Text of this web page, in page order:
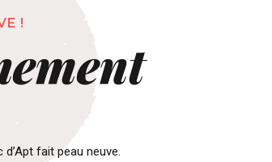
!
fait peau neuve.